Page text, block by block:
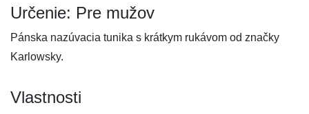
Určenie: Pre mužov
Pánska nazúvacia tunika s krátkym rukávom od značky
Karlowsky.
Vlastnosti